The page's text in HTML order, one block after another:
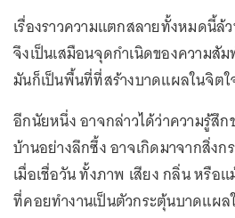
เรื่องราวความแตกสลายทั้งหมดนี้ล้
จึงเป็นเสมือนจุดกำเนิดของความสั
มันก็เป็นพื้นที่ที่สร้างบาดแผลในจิต
อีกนัยหนึ่ง อาจกล่าวได้ว่าความรู้สึก
บ้านอย่างลึกซึ้ง อาจเกิดมาจากสิ่ง
เมื่อเชื่อวัน ทั้งภาพ เสียง กลิ่น หรื
ที่คอยทำงานเป็นตัวกระตุ้นบาดแผล